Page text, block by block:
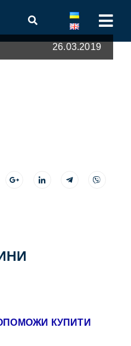
26.03.2019
КУПИТИ